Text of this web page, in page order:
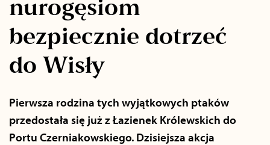
nurogęsiom
bezpiecznie dotrzeć
do Wisły
Pierwsza rodzina tych wyjątkowych ptaków
przedostała się już z Łazienek Królewskich do
Portu Czerniakowskiego. Dzisiejsza akcja